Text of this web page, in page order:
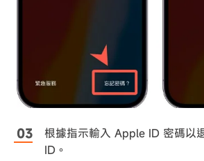
根據指示輸入 Apple ID 密碼以
ID。